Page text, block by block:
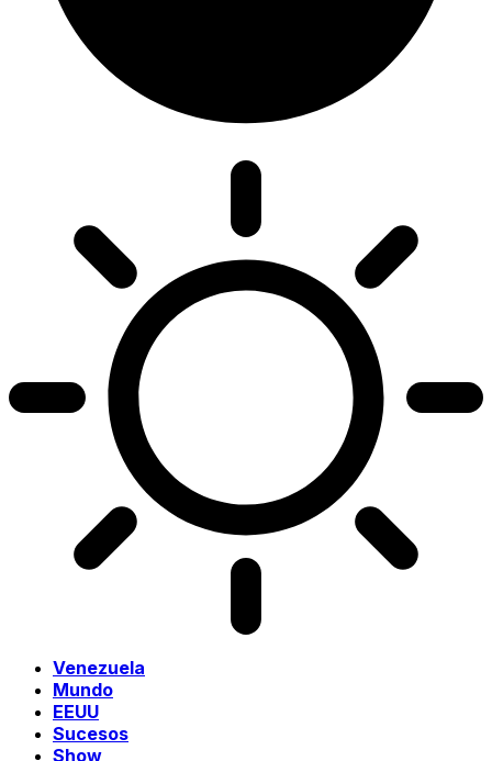
Venezuela
Mundo
EEUU
Sucesos
Show